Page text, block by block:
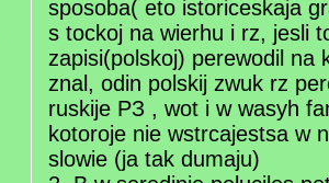
sposoba( eto istoriceskaja
s tockoj na wierhu i rz, jesli
zapisi(polskoj) perewodil na
znal, odin polskij zwuk rz
ruskije PЗ , wot i w wasyh
kotoroje nie wstrcajestsa w
slowie (ja tak dumaju)